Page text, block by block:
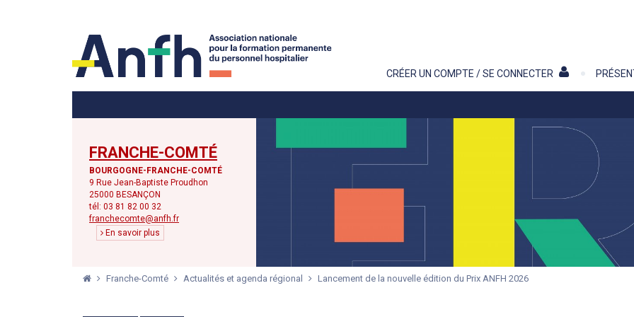
CRÉER UN COMPTE / SE CONNECTER
FRANCHE-COMTÉ
BOURGOGNE-FRANCHE-COMTÉ
9 Rue Jean-Baptiste Proudhon
25000 BESANÇON
tél: 03 81 82 00 32
franchecomte@anfh.fr
En savoir plus
Franche-Comté Actualités et agenda régional Lancement de la nouvelle édition du Prix ANFH 2026